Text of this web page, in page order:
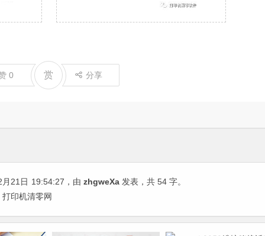
0 赏 分享
21日 19:54:27 ，由 zhgweXa 发表，共 54 字。
印机清零网